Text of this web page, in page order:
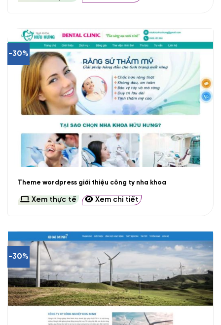
-30%
Theme wordpress giới thiệu công ty nha khoa
Xem thực tế Xem chi tiết
-30%